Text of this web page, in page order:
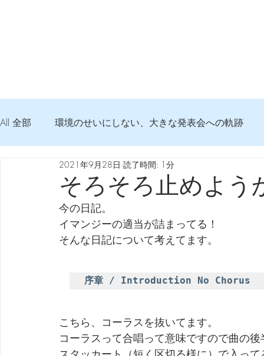
All 全部 環境のせいにしない、大きな発表会への軌跡
弦交換の記録 DTM 始める 知っておきたいコト
Imanjy Studio 使われているモノ
そろそろ止めよう
2021年9月28日 読了時間: 1分
今の日記。
イマンジーの適当が詰まってる！
そんな日記について考えてます。
序章 / Introduction No Chorus
こちら、コーラスを抜いてます。
コーラスって合唱って意味ですので曲の